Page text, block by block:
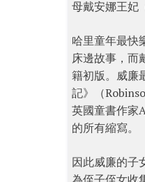
母戴安娜王妃
哈里童年最快
床邊故事，而
籍初版。威廉
記》（
英國童書作家
的所有縮寫。
因此威廉的子